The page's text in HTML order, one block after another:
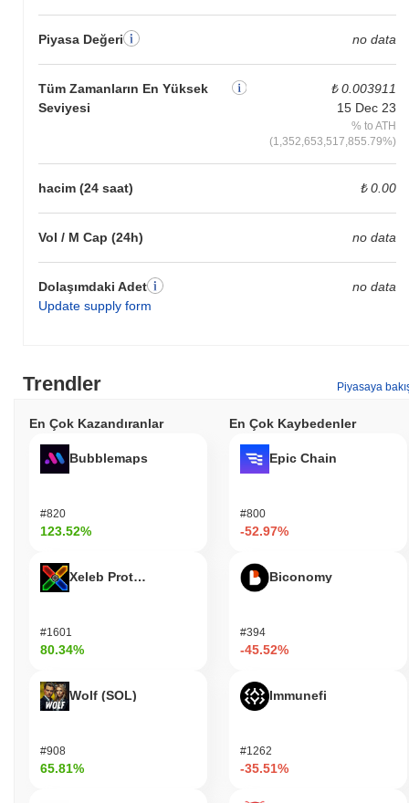
Piyasa Değeri no data
Tüm Zamanların En Yüksek
Seviyesi
₺ 0.003911
15 Dec 23
% to ATH
(1,352,653,517,855.79%)
hacim (24 saat) ₺ 0.00
Vol / M Cap (24h) no data
Dolaşımdaki Adet
Update supply form
no data
Trendler Piyasaya
En Çok Kazandıranlar
Bubblemaps
#820
123.52%
Xeleb Protocol
#1601
80.34%
Wolf (SOL)
#908
65.81%
En Çok Kaybedenler
Epic Chain
#800
-52.97%
Biconomy
#394
-45.52%
Immunefi
#1262
-35.51%